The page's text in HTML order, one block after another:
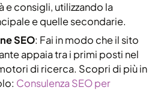
e consigli, utilizzando la
e quelle secondarie.
SEO: Fai in modo che il sito
appaia tra i primi posti nel
di ricerca. Scopri di più in
Consulenza SEO per